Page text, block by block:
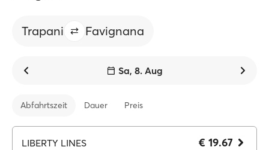
Trapani Favignana
Sa, 8. Aug
Abfahrtszeit Dauer Preis
LIBERTY LINES € 19.67